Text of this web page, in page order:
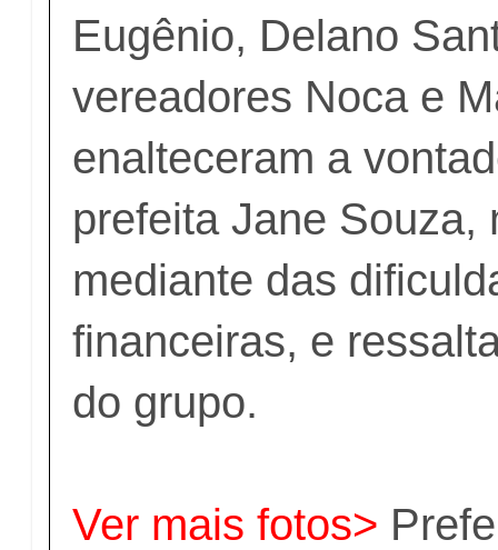
Eugênio, Delano
vereadores Noca e
enalteceram a
prefeita Jane Souza,
mediante das
financeiras, e
do grupo.
Ver mais fotos>